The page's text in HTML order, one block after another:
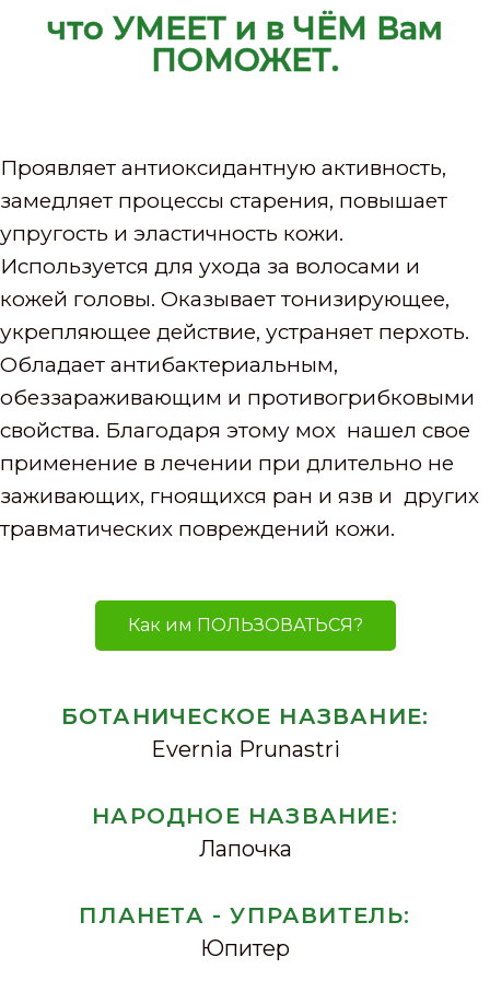
что УМЕЕТ и в ЧЁМ Вам
ПОМОЖЕТ.
Проявляет антиоксидантную активность,
замедляет процессы старения, повышает
упругость и эластичность кожи.
Используется для ухода за волосами и
кожей головы. Оказывает тонизирующее,
укрепляющее действие, устраняет перхоть.
Обладает антибактериальным,
обеззараживающим и противогрибковыми
свойства. Благодаря этому мох нашел свое
применение в лечении при длительно не
заживающих, гноящихся ран и язв и других
травматических повреждений кожи.
Как им ПОЛЬЗОВАТЬСЯ?
БОТАНИЧЕСКОЕ НАЗВАНИЕ:
Evernia Prunastri
НАРОДНОЕ НАЗВАНИЕ:
Лапочка
ПЛАНЕТА - УПРАВИТЕЛЬ:
Юпитер